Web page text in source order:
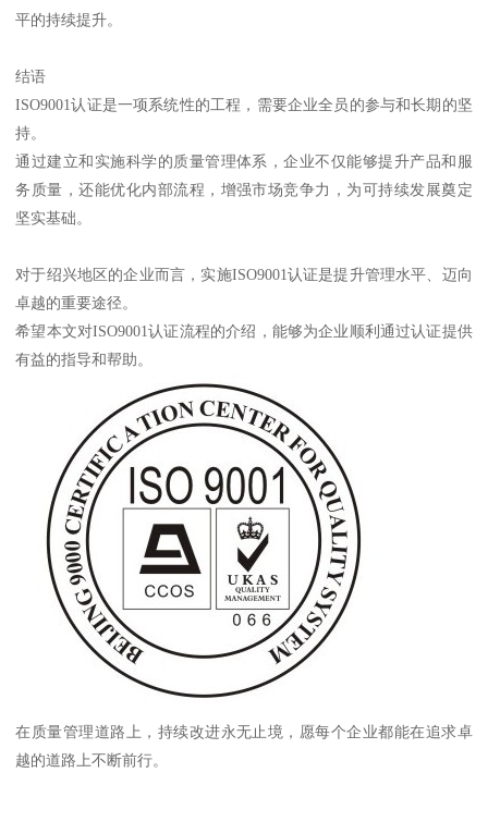
平的持续提升。
结语
ISO9001认证是一项系统性的工程，需要企业全员的参与和长期的坚
持。
通过建立和实施科学的质量管理体系，企业不仅能够提升产品和服
务质量，还能优化内部流程，增强市场竞争力，为可持续发展奠定
坚实基础。
对于绍兴地区的企业而言，实施ISO9001认证是提升管理水平、迈向
卓越的重要途径。
希望本文对ISO9001认证流程的介绍，能够为企业顺利通过认证提供
有益的指导和帮助。
在质量管理道路上，持续改进永无止境，愿每个企业都能在追求卓
越的道路上不断前行。